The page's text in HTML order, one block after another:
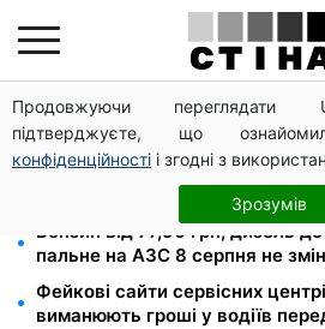
Продовжуючи переглядати
підтверджуєте, що
конфіденційності і згодні з
Зрозумів
Тарифи Київстар і Vodafone
скільки коштує зв'язок у
До 19 400 грн на дрова: ПФУ
субсидію для власників
Бензин від 77,90 грн, дизель
пальне на АЗС 8 серпня не
Фейкові сайти сервісних
виманюють гроші у водіїв